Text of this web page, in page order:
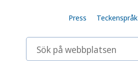
Press Teckenspråk
Sök på webbplatsen